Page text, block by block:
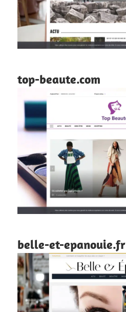
top-beaute.com
belle-et-epanouie.fr